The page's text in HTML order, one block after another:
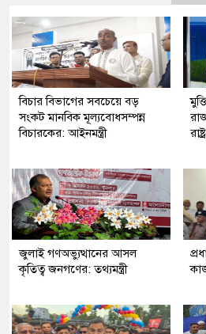
বিচার বিভাগের সবচেয়ে বড়
সংকট মানবিক মূল্যবোধসম্পন্ন
বিচারকের: আইনমন্ত্রী
জুলাই গণঅভ্যুত্থানের আসল
কৃতিত্ব জনগণের: তথ্যমন্ত্রী